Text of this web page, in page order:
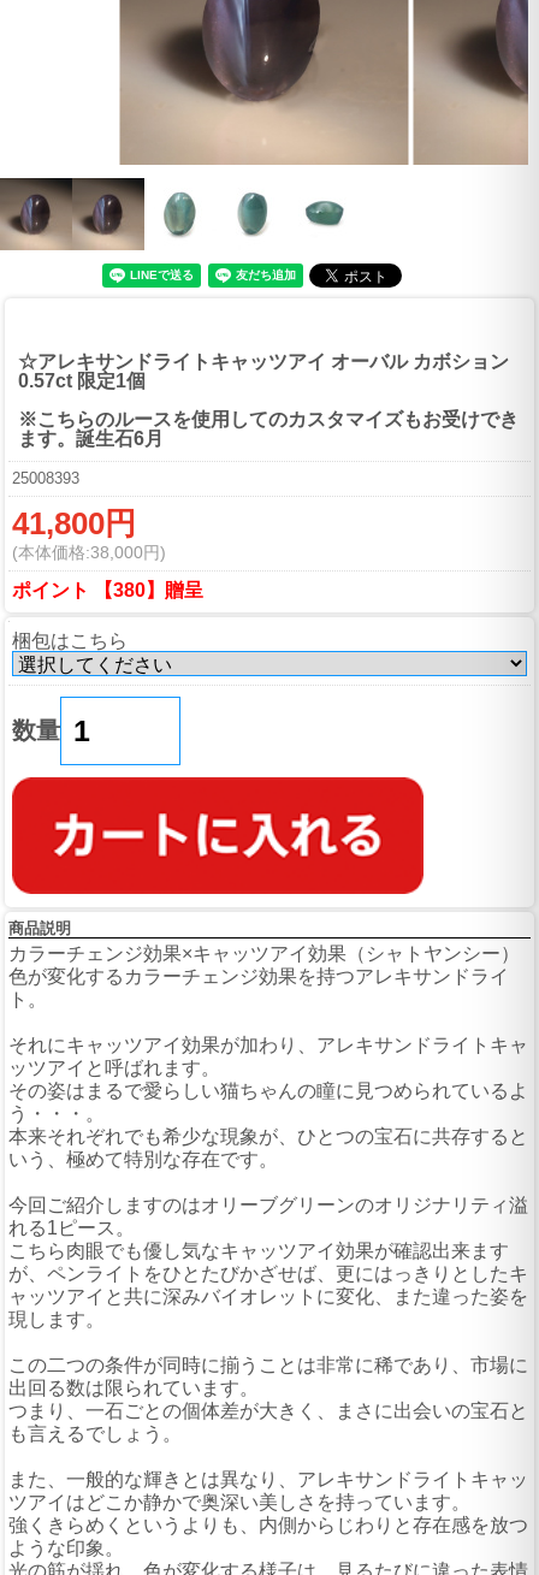
☆アレキサンドライトキャッツアイ オーバル カボション
0.57ct 限定1個
※こちらのルースを使用してのカスタマイズもお受けでき
ます。誕生石6月
25008393
41,800円
(本体価格:38,000円)
ポイント 【380】贈呈
梱包はこちら
数量
商品説明
カラーチェンジ効果×キャッツアイ効果（シャトヤンシー）
色が変化するカラーチェンジ効果を持つアレキサンドライ
ト。
それにキャッツアイ効果が加わり、アレキサンドライトキャ
ッツアイと呼ばれます。
その姿はまるで愛らしい猫ちゃんの瞳に見つめられているよ
う・・・。
本来それぞれでも希少な現象が、ひとつの宝石に共存すると
いう、極めて特別な存在です。
今回ご紹介しますのはオリーブグリーンのオリジナリティ溢
れる1ピース。
こちら肉眼でも優し気なキャッツアイ効果が確認出来ます
が、ペンライトをひとたびかざせば、更にはっきりとしたキ
ャッツアイと共に深みバイオレットに変化、また違った姿を
現します。
この二つの条件が同時に揃うことは非常に稀であり、市場に
出回る数は限られています。
つまり、一石ごとの個体差が大きく、まさに出会いの宝石と
も言えるでしょう。
また、一般的な輝きとは異なり、アレキサンドライトキャッ
ツアイはどこか静かで奥深い美しさを持っています。
強くきらめくというよりも、内側からじわりと存在感を放つ
ような印象。
光の筋が揺れ、色が変化する様子は、見るたびに違った表情